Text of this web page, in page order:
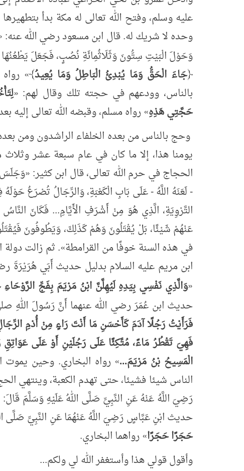
عليه وسلم، وفتح الله تعالى له مكة بدأ
وحده لا شريك له. قال ابن مسعود رضي الله عنه:
وَحَوْلَ الْبَيْتِ سِتُّونَ وَثَلَاثُمِائَةِ نُصُبٍ، فَجَعَلَ
﴿جَاءَ الْحَقُّ وَمَا يُبْدِئُ الْبَاطِلُ وَمَا يُعِيدُ﴾»
بالناس، وودعهم في حجته تلك وقال لهم: «
حَجَّتِي هَذِهِ»رواه مسلم، وقبضه الله تعالى إليه
وحج بالناس من بعده الخلفاء الراشدون ومن
يومنا هذا، إلا ما كان في عام سبعة عشر
الحجاج في حرم الله تعالى، قال ابن كثير:«وَجَلَسَ
- لَعَنَهُ اللَّهُ - عَلَى بَابِ الْكَعْبَةِ، وَالرِّجَالُ تُصْرَعُ
التَّرْوِيَةِ، الَّذِي هُوَ مِنْ أَشْرَفِ الْأَيَّامِ... فَكَانَ
عَنْهُمْ شَيْئًا، بَلْ يُقْتَلُونَ وَهُمْ كَذَلِكَ، وَيَطُوفُونَ
في هذه السنة خوفًا من القرامطة». ثم زالت
ابن مريم عليه السلام بدليل حديث أَبَي هُرَيْرَةَ
«وَالَّذِي نَفْسِي بِيَدِهِلَيُهِلَّنَّابْنُ مَرْيَمَ بِفَجِّ الرَّوْحَاءِ
حديث ابن عُمَرَ رضي الله عنهما أَنَّ رَسُولَ اللهِ
فَرَأَيْتُ رَجُلًا آدَمَ كَأَحْسَنِ مَا أَنْتَ رَاءٍ مِنْ أُدْمِ
فَهِيَ تَقْطُرُ مَاءً، مُتَّكِئًا عَلَى رَجُلَيْنِ أَوْ عَلَى
الْمَسِيحُ بْنُ مَرْيَمَ...» رواه البخاري. وحين يموت
الناس شيئا فشيئا، حتى تهدم الكعبة، وينتهي
رَضِيَ اللَّهُ عَنْهُ عَنِ النَّبِيِّ صَلَّى اللهُ عَلَيْهِ وَسَلَّمَ قَالَ:
حديث ابْنِ عَبَّاسٍ رَضِيَ اللَّهُ عَنْهُمَا عَنِ النَّبِيِّ صَلَّى
حَجَرًا حَجَرًا»رواهما البخاري.
وأقول قولي هذا وأستغفر الله لي ولكم...